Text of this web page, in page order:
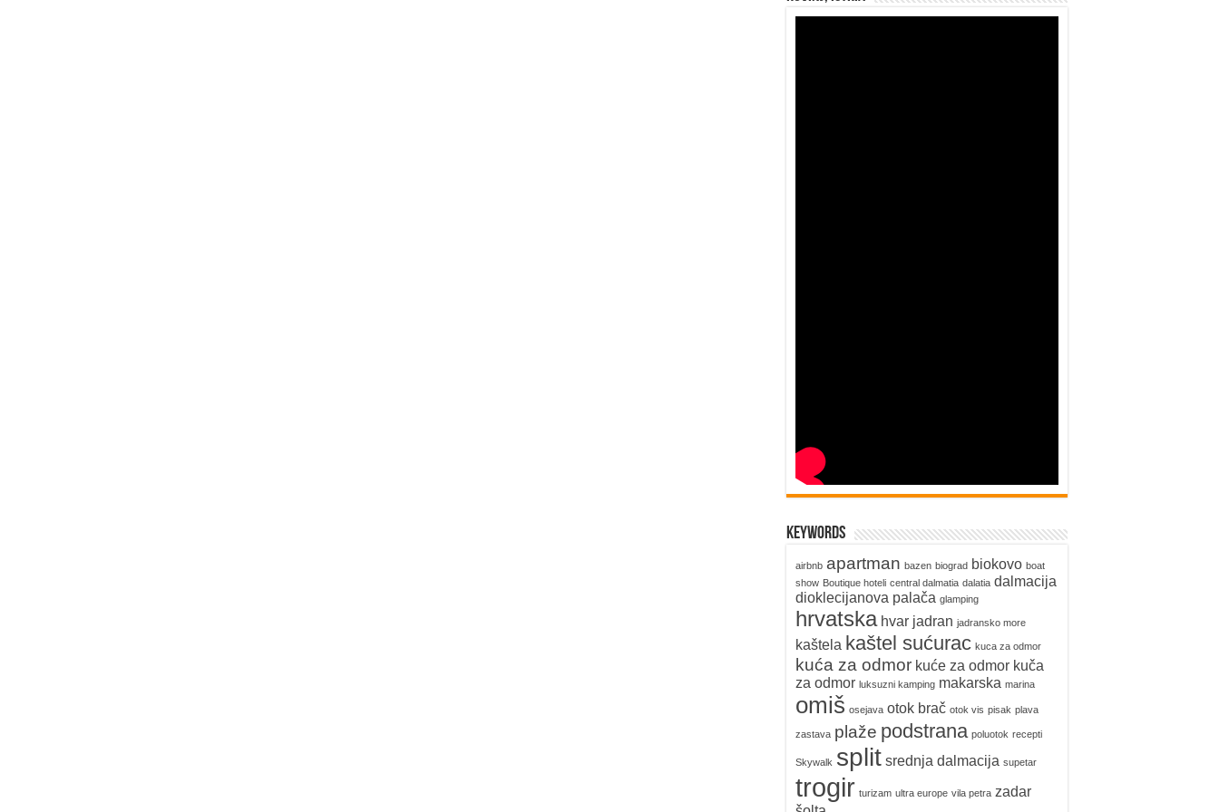
keywords
airbnb apartman bazen biograd biokovo boat
show Boutique hoteli central dalmatia dalatia dalmacija
dioklecijanova palača glamping
hrvatska hvar jadran jadransko more
kaštela kaštel sućurac kuca za odmor
kuća za odmor kuće za odmor kuča
za odmor luksuzni kamping makarska marina
omiš osejava otok brač otok vis pisak plava
zastava plaže podstrana poluotok recepti
Skywalk split srednja dalmacija supetar
trogir turizam ultra europe vila petra zadar